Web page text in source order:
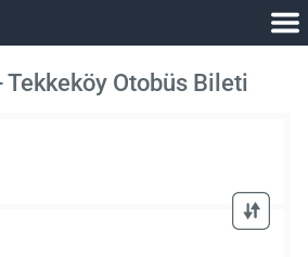
Tekkeköy Otobüs Bileti